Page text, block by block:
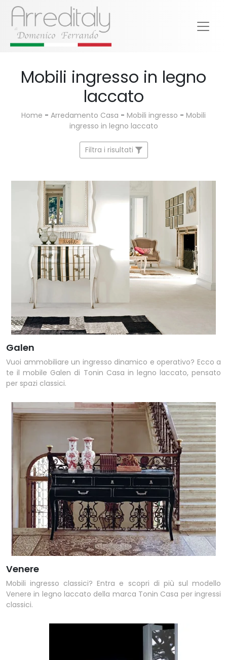
Mobili ingresso in legno
laccato
Home - Arredamento Casa - Mobili ingresso - Mobili
ingresso in legno laccato
Filtra i risultati
Galen
Vuoi ammobiliare un ingresso dinamico e operativo? Ecco a
te il mobile Galen di Tonin Casa in legno laccato, pensato
per spazi classici.
Venere
Mobili ingresso classici? Entra e scopri di più sul modello
Venere in legno laccato della marca Tonin Casa per ingressi
classici.